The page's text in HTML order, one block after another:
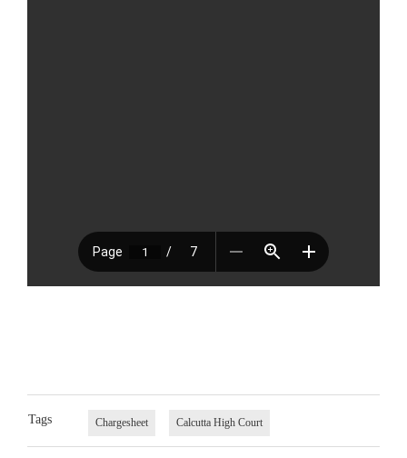
Tags Chargesheet Calcutta High Court